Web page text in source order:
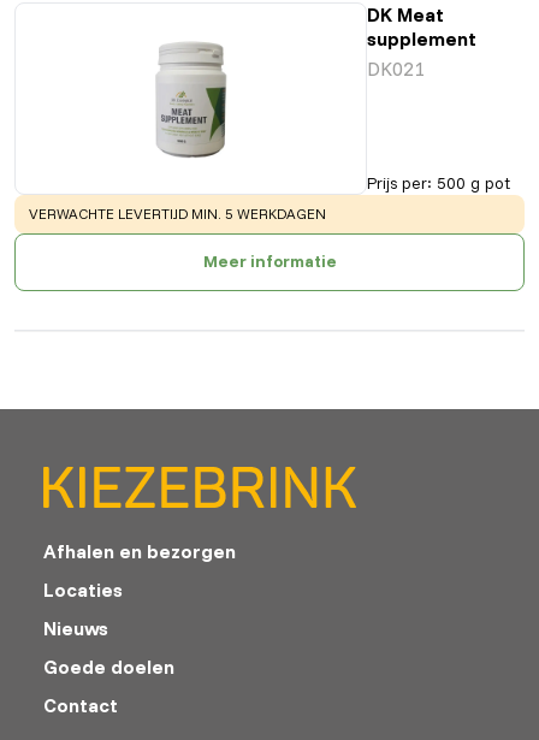
DK Meat
supplement
DK021
Prijs per: 500 g pot
WARNING:
VERWACHTE LEVERTIJD MIN. 5 WERKDAGEN
Meer informatie
Afhalen en bezorgen
Locaties
Nieuws
Goede doelen
Contact